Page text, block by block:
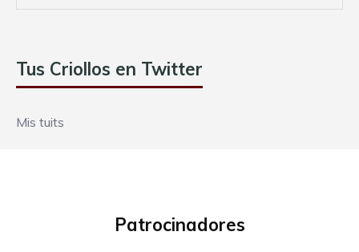
Tus Criollos en Twitter
Mis tuits
Patrocinadores